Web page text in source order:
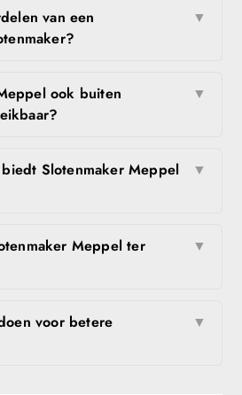
van een
▼
ook buiten
▼
Slotenmaker Meppel
▼
Meppel ter
▼
voor betere
▼